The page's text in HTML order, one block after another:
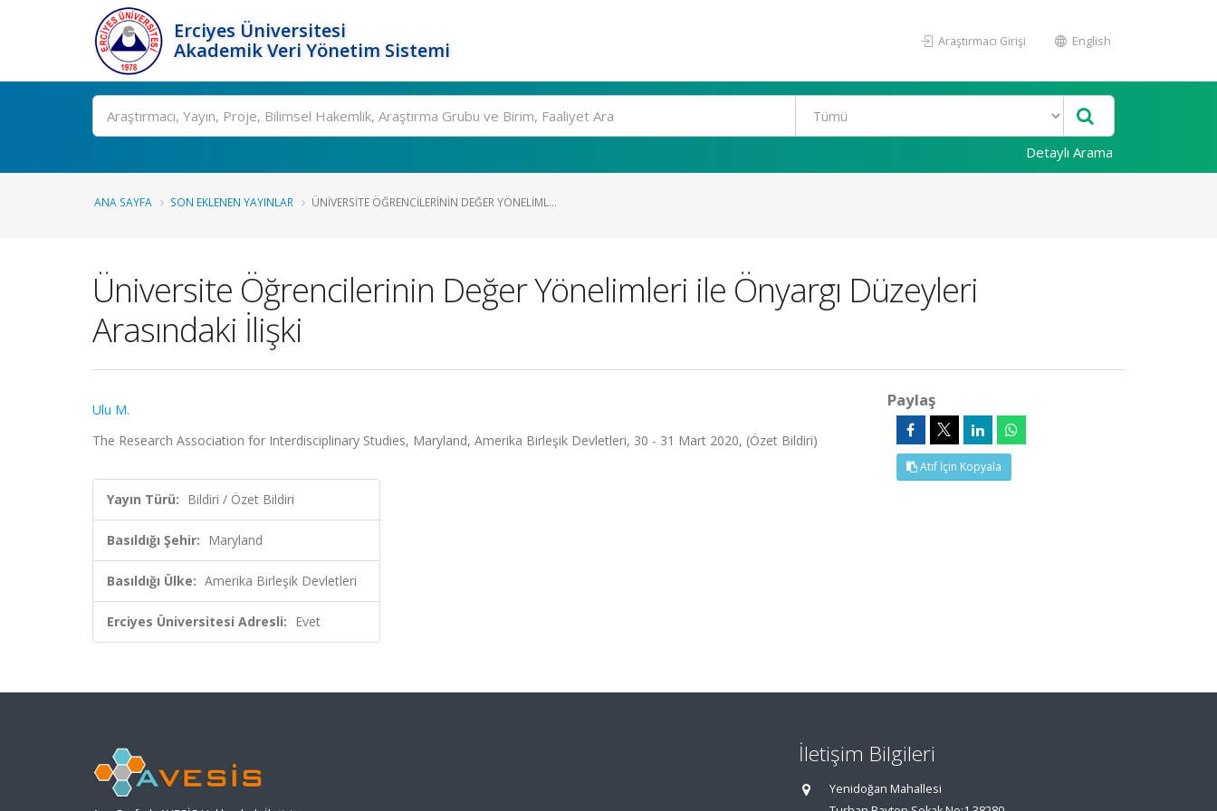
Erciyes Üniversitesi
Akademik Veri Yönetim Sistemi
Araştırmacı Girişi English
Ara
Detaylı Arama
ANA SAYFA SON EKLENEN YAYINLAR ÜNIVERSITE ÖĞRENCILERININ DEĞER YÖNELIML...
Üniversite Öğrencilerinin Değer Yönelimleri ile Önyargı Düzeyleri
Arasındaki İlişki
Ulu M.
The Research Association for Interdisciplinary Studies, Maryland, Amerika Birleşik Devletleri, 30 - 31 Mart 2020, (Özet Bildiri)
Yayın Türü: Bildiri / Özet Bildiri
Basıldığı Şehir: Maryland
Basıldığı Ülke: Amerika Birleşik Devletleri
Erciyes Üniversitesi Adresli: Evet
Paylaş
Atıf İçin Kopyala
İletişim Bilgileri
Yenidoğan Mahallesi